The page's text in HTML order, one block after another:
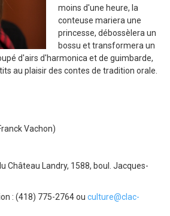
moins d'une heure, la
conteuse mariera une
princesse, débossèlera un
bossu et transformera un
d'airs d'harmonica et de guimbarde,
au plaisir des contes de tradition orale.
Vachon)
Château Landry, 1588, boul. Jacques-
: (418) 775-2764 ou culture@clac-